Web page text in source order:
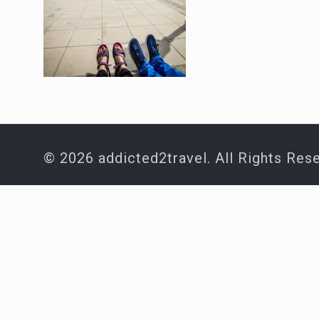
© 2026 addicted2travel. All Rights